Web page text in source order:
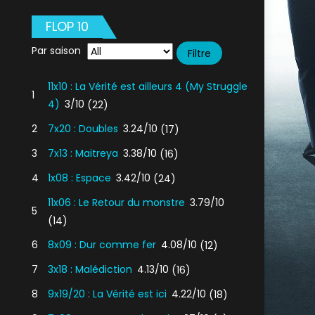
FLOP 10
Par saison
1
11x10 : La Vérité est ailleurs 4 (My Struggle
4) 3/10 (22)
2
7x20 : Doubles 3.24/10 (17)
3
7x13 : Maitreya 3.38/10 (16)
4
1x08 : Espace 3.42/10 (24)
5
11x06 : Le Retour du monstre 3.79/10
(14)
6
8x09 : Dur comme fer 4.08/10 (12)
7
3x18 : Malédiction 4.13/10 (16)
8
9x19/20 : La Vérité est ici 4.22/10 (18)